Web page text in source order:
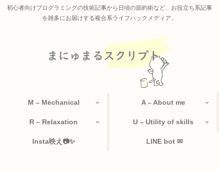
初心者向けプログラミングの技術記事から日頃の節約術など、お役立ち系記事
を雑多にお届けする複合系ライフハックメディア。
M – Mechanical A – About me
R – Relaxation U – Utility of skills
Insta映え📷✨ LINE bot ✉